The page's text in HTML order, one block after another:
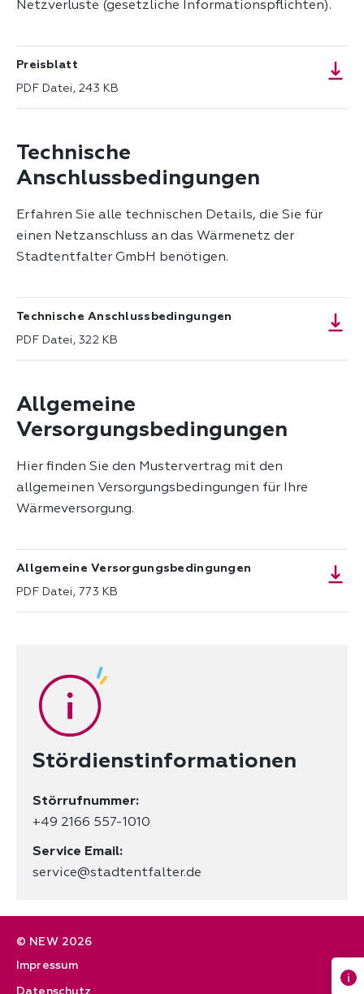
Netzverluste (gesetzliche Informationspflichten).
Preisblatt
PDF Datei, 243 KB
Technische
Anschlussbedingungen
Erfahren Sie alle technischen Details, die Sie für
einen Netzanschluss an das Wärmenetz der
Stadtentfalter GmbH benötigen.
Technische Anschlussbedingungen
PDF Datei, 322 KB
Allgemeine
Versorgungsbedingungen
Hier finden Sie den Mustervertrag mit den
allgemeinen Versorgungsbedingungen für Ihre
Wärmeversorgung.
Allgemeine Versorgungsbedingungen
PDF Datei, 773 KB
Stördienstinformationen
Störrufnummer:
+49 2166 557-1010
Service Email:
service@stadtentfalter.de
Kontakt & Impressum
© NEW 2026
Impressum